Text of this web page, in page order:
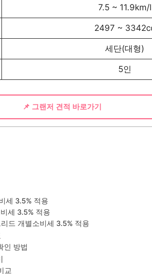
7.5 ~ 11.9km/l
2497 ~
세단(대형)
5인
📌 그랜저 견적 바로가기
세 3.5% 적용
세 3.5% 적용
드 개별소비세 3.5% 적용
인 방법
교